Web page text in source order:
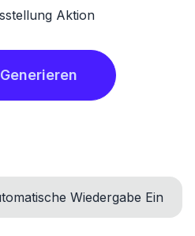
Aktion
Wiedergabe Ein